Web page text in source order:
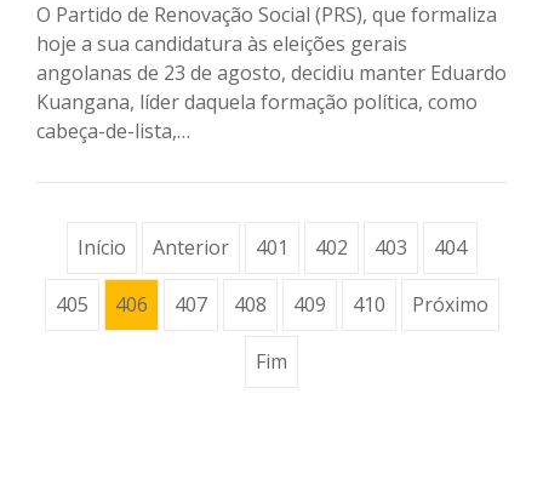
O Partido de Renovação Social (PRS), que formaliza
hoje a sua candidatura às eleições gerais
angolanas de 23 de agosto, decidiu manter Eduardo
Kuangana, líder daquela formação política, como
cabeça-de-lista,…
Início Anterior 401 402 403 404
405 406 407 408 409 410 Próximo
Fim